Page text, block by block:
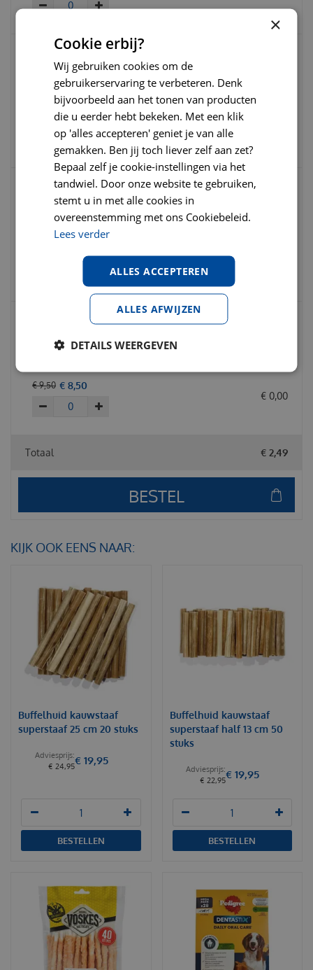
Voskes rawhide eend twist 400 gram (+/-
40 stuks)
80 € 8, 95
Voskes rawhide runderhuid, rund en kip
12.5 cm per stuk
gedroogd 150 gram
€ 9,50 € 8,50
€ 0,00
Totaal € 2,49
KIJK OOK EENS NAAR:
Buffelhuid kauwstaaf
superstaaf 25 cm 20 stuks
€ 24,95€ 19,95
BESTELLEN
Buffelhuid kauwstaaf
superstaaf half 13 cm 50
stuks
€ 22,95€ 19,95
BESTELLEN
×
Cookie erbij?
Wij gebruiken cookies om de
gebruikerservaring te verbeteren. Denk
bijvoorbeeld aan het tonen van producten
die u eerder hebt bekeken. Met een klik
op 'alles accepteren' geniet je van alle
gemakken. Ben jij toch liever zelf aan zet?
Bepaal zelf je cookie-instellingen via het
tandwiel. Door onze website te gebruiken,
stemt u in met alle cookies in
overeenstemming met ons Cookiebeleid.
Lees verder
ALLES ACCEPTEREN
ALLES AFWIJZEN
DETAILS WEERGEVEN